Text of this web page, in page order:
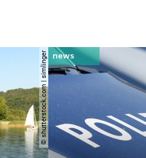
© shutterstock.com | simlinger